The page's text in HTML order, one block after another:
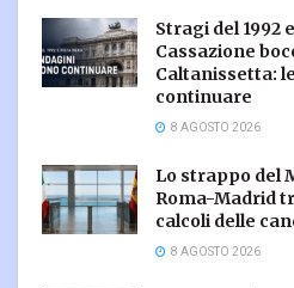
Stragi del 1992
Cassazione
Caltanissetta:
continuare
8 AGOSTO 2026
Lo strappo del
Roma-Madrid
calcoli delle
8 AGOSTO 2026